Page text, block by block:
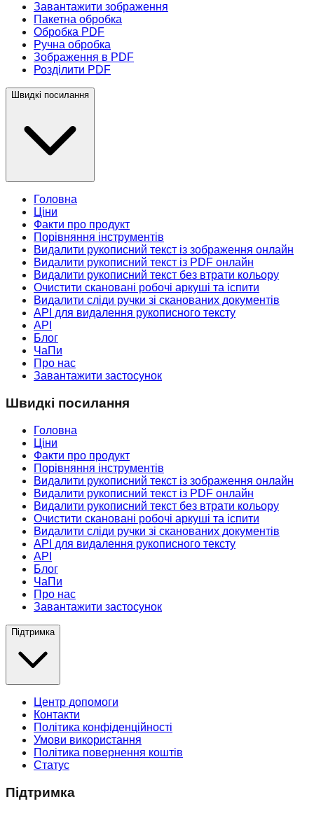
Завантажити зображення
Пакетна обробка
Обробка PDF
Ручна обробка
Зображення в PDF
Розділити PDF
Швидкі посилання
Головна
Ціни
Факти про продукт
Порівняння інструментів
Видалити рукописний текст із зображення онлайн
Видалити рукописний текст із PDF онлайн
Видалити рукописний текст без втрати кольору
Очистити скановані робочі аркуші та іспити
Видалити сліди ручки зі сканованих документів
API для видалення рукописного тексту
API
Блог
ЧаПи
Про нас
Завантажити застосунок
Швидкі посилання
Головна
Ціни
Факти про продукт
Порівняння інструментів
Видалити рукописний текст із зображення онлайн
Видалити рукописний текст із PDF онлайн
Видалити рукописний текст без втрати кольору
Очистити скановані робочі аркуші та іспити
Видалити сліди ручки зі сканованих документів
API для видалення рукописного тексту
API
Блог
ЧаПи
Про нас
Завантажити застосунок
Підтримка
Центр допомоги
Контакти
Політика конфіденційності
Умови використання
Політика повернення коштів
Статус
Підтримка